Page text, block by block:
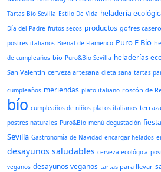
Tartas Bio Sevilla Estilo De Vida heladería
Día del Padre frutos secos productos gofres
postres italianos Bienal de Flamenco Puro E Bio
de cumpleaños bio Puro&Bio Sevilla heladerías
San Valentín cerveza artesana dieta sana tartas
cumpleaños meriendas plato italiano roscón de
bío cumpleaños de niños platos italianos terraza
postres naturales Puro&Bio menú degustación fiesta
Sevilla Gastronomía de Navidad encargar helados
desayunos saludables cerveza ecológica
veganos desayunos veganos tartas para llevar